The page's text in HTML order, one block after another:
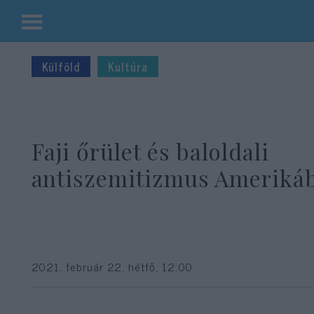
Kilépés
tartalomba
Külföld Kultúra
Faji őrület és baloldali
antiszemitizmus
2021. február 22. hétfő, 12:00